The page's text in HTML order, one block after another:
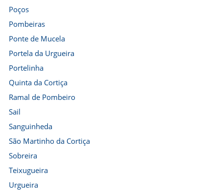
Poços
Pombeiras
Ponte de Mucela
Portela da Urgueira
Portelinha
Quinta da Cortiça
Ramal de Pombeiro
Sail
Sanguinheda
São Martinho da Cortiça
Sobreira
Teixugueira
Urgueira